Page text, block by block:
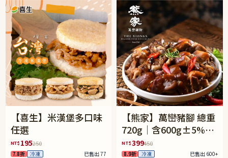
【喜生】米漢堡多口味
任選
NT$ 195250
7.8折 冷凍 已售出 77
【熊家】萬巒豬腳 總重
720g｜含600g±5%豬
腳含骨+120g醬包
NT$399450
8.9折 冷凍 已售出 600+